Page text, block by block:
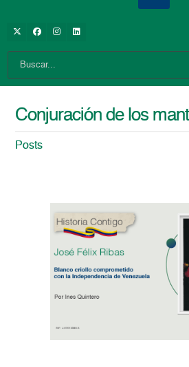
Conjuración de los
Posts